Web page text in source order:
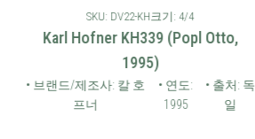
SKU: DV22-KH크기: 4/4
Karl Hofner KH339 (Popl Otto,
1995)
• 브랜드/제조사: 칼 호
프너
• 연도:
1995
• 출처: 독
일